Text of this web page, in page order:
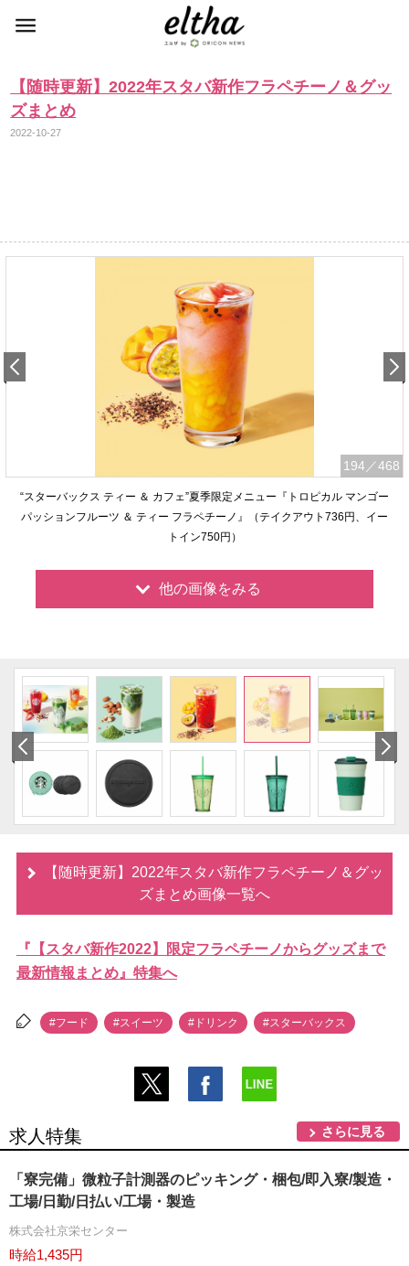
【随時更新】2022年スタバ新作フラペチーノ＆グッ
ズまとめ
2022-10-27
194 ／468
“スターバックス ティー ＆ カフェ”夏季限定メニュー『トロピカル マンゴー
パッションフルーツ ＆ ティー フラペチーノ』（テイクアウト736円、イー
トイン750円）
他の画像をみる
【随時更新】2022年スタバ新作フラペチーノ＆グッ
ズまとめ画像一覧へ
『【スタバ新作2022】限定フラペチーノからグッズまで
最新情報まとめ』特集へ
#フード #スイーツ #ドリンク #スターバックス
求人特集 さらに見る
「寮完備」微粒子計測器のピッキング・梱包/即入寮/製造・
工場/日勤/日払い/工場・製造
株式会社京栄センター
時給1,435円